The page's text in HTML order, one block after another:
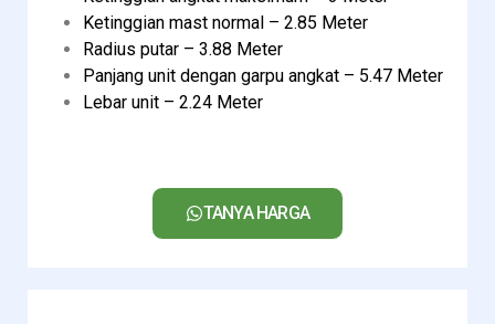
Ketinggian mast normal – 2.85 Meter
Radius putar – 3.88 Meter
Panjang unit dengan garpu angkat – 5.47 Meter
Lebar unit – 2.24 Meter
TANYA HARGA